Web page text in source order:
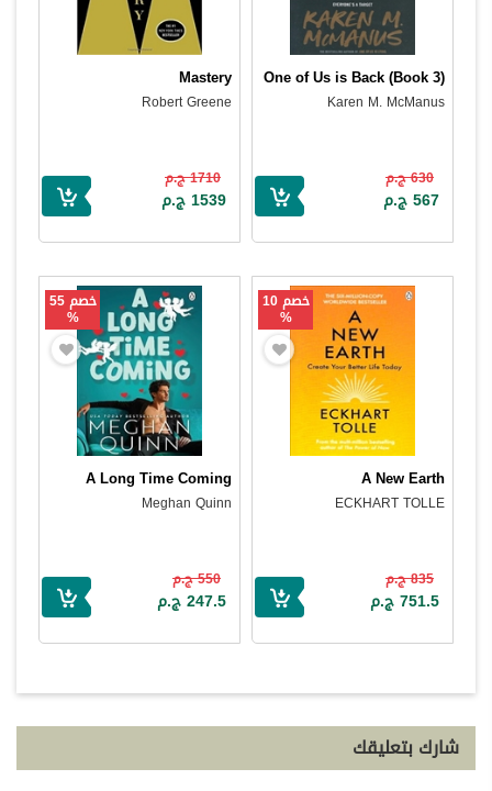
One of Us is Back (Book 3)
Karen M. McManus
630 ج.م
567 ج.م
Mastery
Robert Greene
1710 ج.م
1539 ج.م
خصم 10
%
A New Earth
ECKHART TOLLE
835 ج.م
751.5 ج.م
خصم 55
%
A Long Time Coming
Meghan Quinn
550 ج.م
247.5 ج.م
شارك بتعليقك